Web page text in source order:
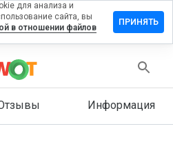
Информация
для анализа и
сайта, вы
в отношении файлов
ПРИНЯТЬ